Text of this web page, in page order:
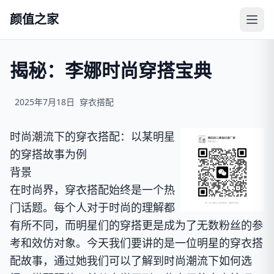
颜值之家
揭秘：李娜时尚穿搭宝典
2025年7月18日 穿衣搭配
时尚潮流下的穿衣搭配：以某明星
的穿搭故事为例
背景
在时尚界，穿衣搭配始终是一个热
门话题。每个人对于时尚的理解都
有所不同，而明星们的穿搭更是成为了无数粉丝的参
考和效仿对象。今天我们要讲的是一位明星的穿衣搭
配故事，通过她我们可以了解到时尚潮流下如何选